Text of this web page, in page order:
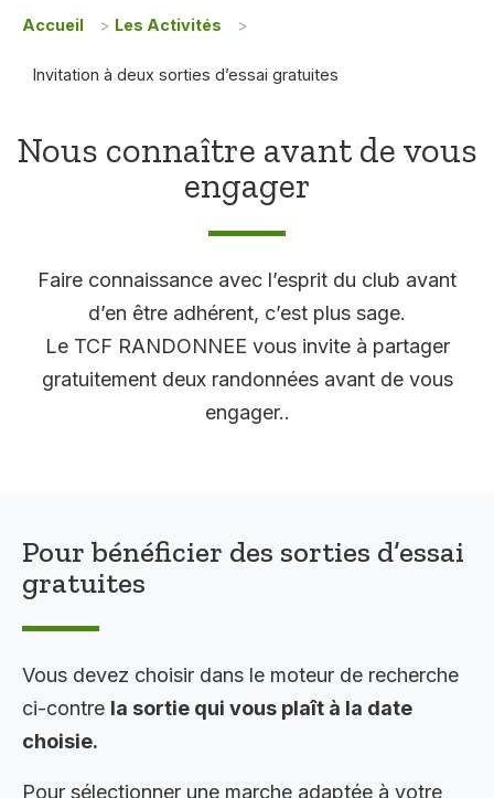
Accueil > Les Activités >
Invitation à deux sorties d’essai gratuites
Nous connaître avant de vous
engager
Faire connaissance avec l’esprit du club avant
d’en être adhérent, c’est plus sage.
Le TCF RANDONNEE vous invite à partager
gratuitement deux randonnées avant de vous
engager..
Pour bénéficier des sorties d’essai
gratuites
Vous devez choisir dans le moteur de recherche
ci-contre la sortie qui vous plaît à la date
choisie.
Pour sélectionner une marche adaptée à votre